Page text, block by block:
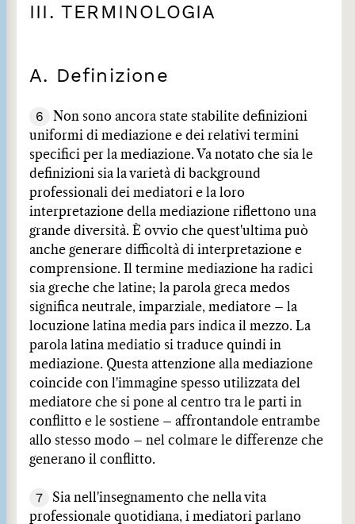
III. TERMINOLOGIA
A. Definizione
6
Non sono ancora state stabilite definizioni
uniformi di mediazione e dei relativi termini
specifici per la mediazione. Va notato che sia le
definizioni sia la varietà di background
professionali dei mediatori e la loro
interpretazione della mediazione riflettono una
grande diversità. È ovvio che quest'ultima può
anche generare difficoltà di interpretazione e
comprensione. Il termine mediazione ha radici
sia greche che latine; la parola greca medos
significa neutrale, imparziale, mediatore – la
locuzione latina media pars indica il mezzo. La
parola latina mediatio si traduce quindi in
mediazione. Questa attenzione alla mediazione
coincide con l'immagine spesso utilizzata del
mediatore che si pone al centro tra le parti in
conflitto e le sostiene – affrontandole entrambe
allo stesso modo – nel colmare le differenze che
generano il conflitto.
7
Sia nell'insegnamento che nella vita
professionale quotidiana, i mediatori parlano